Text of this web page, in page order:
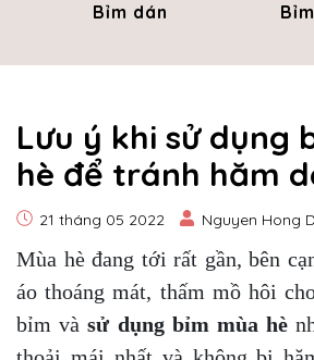
Bỉm dán
Lưu ý khi sử dụng
hè để tránh hăm
21 tháng 05 2022 Nguyen Hong
Mùa hè đang tới rất gần, bên
áo thoáng mát, thấm mồ hôi
bỉm vàsử dụng bỉm mùa hè